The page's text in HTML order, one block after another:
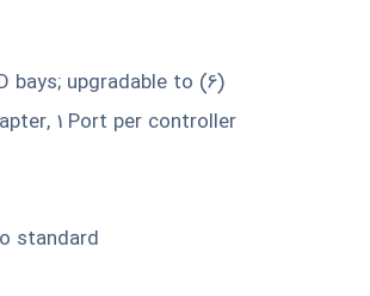
bays; upgradable to (6)
1 Port per controller
standard